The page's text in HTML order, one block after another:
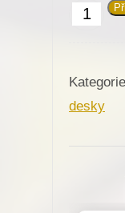
Zásuvná
(dlouhá)
pro
desky